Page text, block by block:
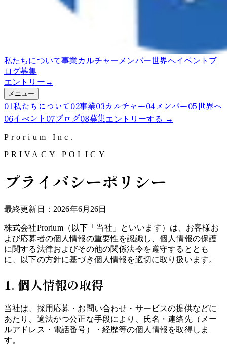
私たちについて事業カルチャー メンバー世界へイベント ブ
ログ募集
エントリー →
メニュー
01私たちについて02事業03カルチャー04メンバー05世界へ
06イベント 07ブログ08募集エントリーする →
Prorium Inc.
PRIVACY POLICY
プライバシーポリシー
最終更新日： 2026年6月26日
株式会社Prorium（以下「当社」といいます）は、お客様お
よび応募者の個人情報の重要性を認識し、個人情報の保護
に関する法律およびその他の関係法令を遵守するととも
に、以下の方針に基づき個人情報を適切に取り扱います。
1. 個人情報の取得
当社は、採用応募・お問い合わせ・サービスの提供などに
あたり、適法かつ公正な手段により、氏名・連絡先（メー
ルアドレス・電話番号）・経歴等の個人情報を取得しま
す。